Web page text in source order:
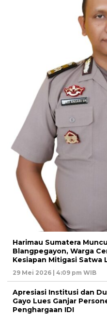
Harimau Sumatera
Blangpegayon, Warga
Kesiapan Mitigasi Satwa
29 Mei 2026 | 4:09 pm WIB
Apresiasi Institusi dan
Gayo Lues Ganjar
Penghargaan IDI